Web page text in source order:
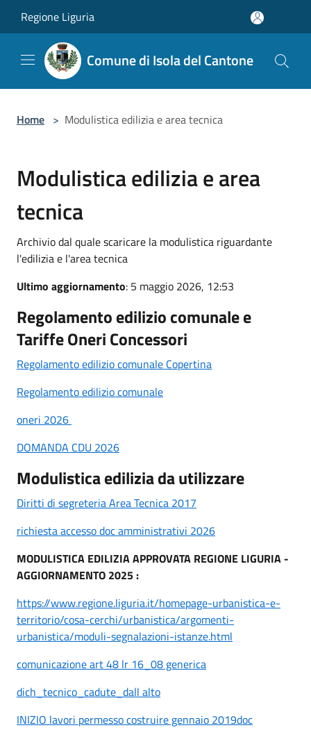
Regione Liguria
Comune di Isola del Cantone
Home > Modulistica edilizia e area tecnica
Modulistica edilizia e area
tecnica
Archivio dal quale scaricare la modulistica riguardante
l'edilizia e l'area tecnica
Ultimo aggiornamento: 5 maggio 2026, 12:53
Regolamento edilizio comunale e
Tariffe Oneri Concessori
Regolamento edilizio comunale Copertina
Regolamento edilizio comunale
oneri 2026
DOMANDA CDU 2026
Modulistica edilizia da utilizzare
Diritti di segreteria Area Tecnica 2017
richiesta accesso doc amministrativi 2026
MODULISTICA EDILIZIA APPROVATA REGIONE LIGURIA -
AGGIORNAMENTO 2025 :
https://www.regione.liguria.it/homepage-urbanistica-e-
territorio/cosa-cerchi/urbanistica/argomenti-
urbanistica/moduli-segnalazioni-istanze.html
comunicazione art 48 lr 16_08 generica
dich_tecnico_cadute_dall alto
INIZIO lavori permesso costruire gennaio 2019doc